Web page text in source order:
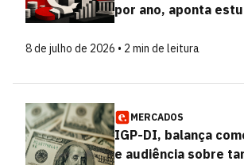
por ano, aponta
8 de julho de 2026 • 2 min de leitura
MERCADOS
IGP-DI, balança
e audiência sobre